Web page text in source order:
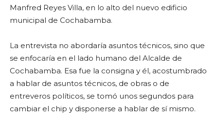
Manfred Reyes Villa, en lo alto del nuevo edificio
municipal de Cochabamba.
La entrevista no abordaría asuntos técnicos, sino que
se enfocaría en el lado humano del Alcalde de
Cochabamba. Esa fue la consigna y él, acostumbrado
a hablar de asuntos técnicos, de obras o de
entreveros políticos, se tomó unos segundos para
cambiar el chip y disponerse a hablar de sí mismo.